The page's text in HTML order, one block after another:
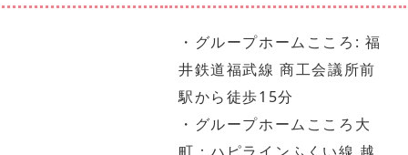
・グループホームこころ: 福
井鉄道福武線 商工会議所前
駅から徒歩15分
・グループホームこころ大